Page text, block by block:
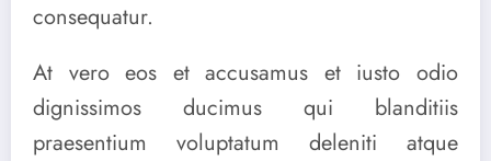
consequatur.
At vero eos et accusamus et iusto odio
dignissimos ducimus qui blanditiis
praesentium voluptatum deleniti atque